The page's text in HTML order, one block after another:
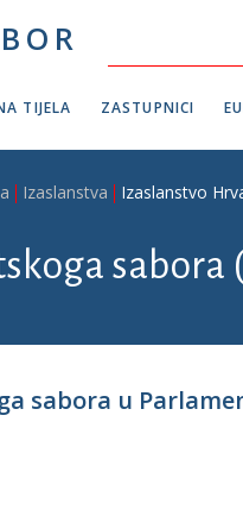
TIJELA ZASTUPNICI
Izaslanstva Izaslanstvo
sabora
sabora u